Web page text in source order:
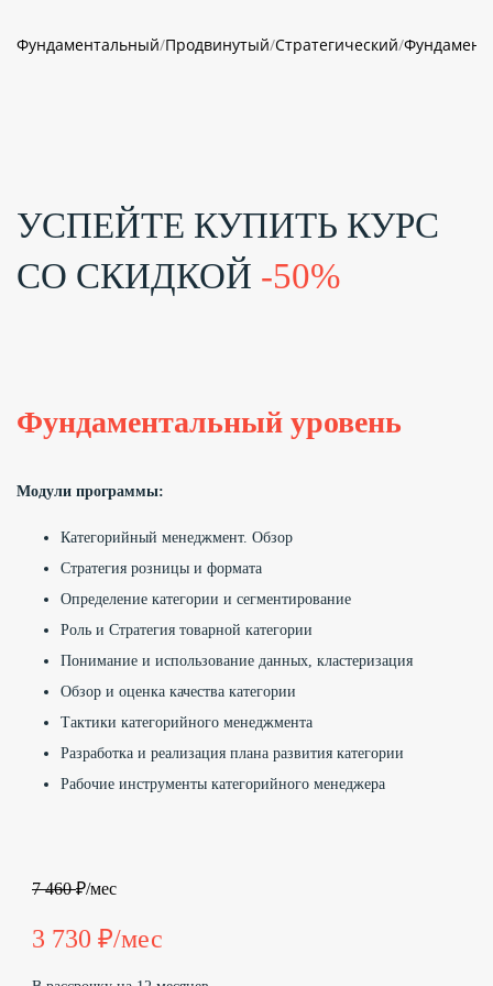
Фундаментальный/Продвинутый/Стратегический/
УСПЕЙТЕ КУПИТЬ КУРС
СО СКИДКОЙ -50%
Фундаментальный уровень
Модули программы:
Категорийный менеджмент. Обзор
Стратегия розницы и формата
Определение категории и сегментирование
Роль и Стратегия товарной категории
Понимание и использование данных, кластеризация
Обзор и оценка качества категории
Тактики категорийного менеджмента
Разработка и реализация плана развития категории
Рабочие инструменты категорийного менеджера
7 460 ₽/мес
3 730 ₽/мес